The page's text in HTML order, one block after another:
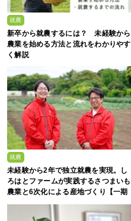
就農
新卒から就農するには？ 未経験から
農業を始める方法と流れをわかりやす
く解説
就農
未経験から2年で独立就農を実現。し
ろはとファームが実践するさつまいも
農業と6次化による産地づくり【一期
生募集】